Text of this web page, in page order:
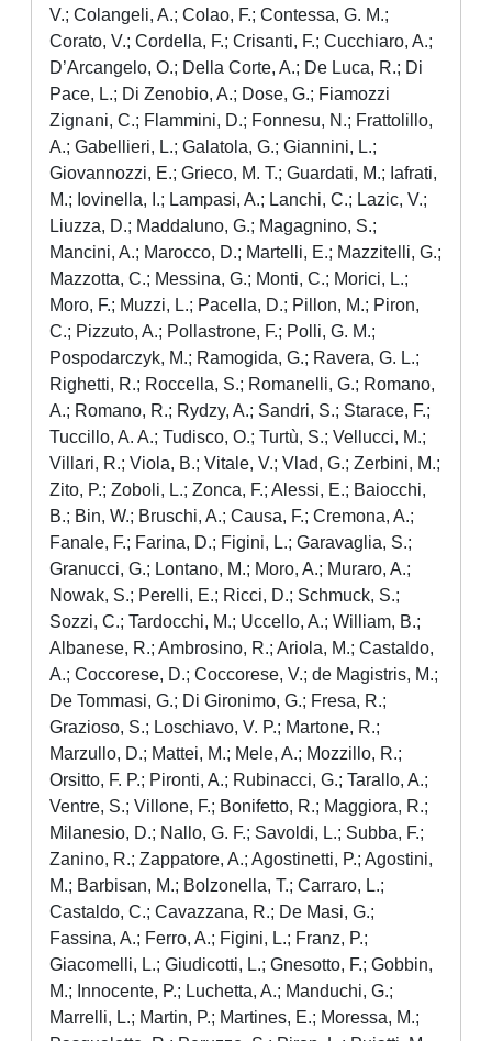
V.; Colangeli, A.; Colao, F.; Contessa, G. M.;
Corato, V.; Cordella, F.; Crisanti, F.; Cucchiaro, A.;
D’Arcangelo, O.; Della Corte, A.; De Luca, R.; Di
Pace, L.; Di Zenobio, A.; Dose, G.; Fiamozzi
Zignani, C.; Flammini, D.; Fonnesu, N.; Frattolillo,
A.; Gabellieri, L.; Galatola, G.; Giannini, L.;
Giovannozzi, E.; Grieco, M. T.; Guardati, M.; Iafrati,
M.; Iovinella, I.; Lampasi, A.; Lanchi, C.; Lazic, V.;
Liuzza, D.; Maddaluno, G.; Magagnino, S.;
Mancini, A.; Marocco, D.; Martelli, E.; Mazzitelli, G.;
Mazzotta, C.; Messina, G.; Monti, C.; Morici, L.;
Moro, F.; Muzzi, L.; Pacella, D.; Pillon, M.; Piron,
C.; Pizzuto, A.; Pollastrone, F.; Polli, G. M.;
Pospodarczyk, M.; Ramogida, G.; Ravera, G. L.;
Righetti, R.; Roccella, S.; Romanelli, G.; Romano,
A.; Romano, R.; Rydzy, A.; Sandri, S.; Starace, F.;
Tuccillo, A. A.; Tudisco, O.; Turtù, S.; Vellucci, M.;
Villari, R.; Viola, B.; Vitale, V.; Vlad, G.; Zerbini, M.;
Zito, P.; Zoboli, L.; Zonca, F.; Alessi, E.; Baiocchi,
B.; Bin, W.; Bruschi, A.; Causa, F.; Cremona, A.;
Fanale, F.; Farina, D.; Figini, L.; Garavaglia, S.;
Granucci, G.; Lontano, M.; Moro, A.; Muraro, A.;
Nowak, S.; Perelli, E.; Ricci, D.; Schmuck, S.;
Sozzi, C.; Tardocchi, M.; Uccello, A.; William, B.;
Albanese, R.; Ambrosino, R.; Ariola, M.; Castaldo,
A.; Coccorese, D.; Coccorese, V.; de Magistris, M.;
De Tommasi, G.; Di Gironimo, G.; Fresa, R.;
Grazioso, S.; Loschiavo, V. P.; Martone, R.;
Marzullo, D.; Mattei, M.; Mele, A.; Mozzillo, R.;
Orsitto, F. P.; Pironti, A.; Rubinacci, G.; Tarallo, A.;
Ventre, S.; Villone, F.; Bonifetto, R.; Maggiora, R.;
Milanesio, D.; Nallo, G. F.; Savoldi, L.; Subba, F.;
Zanino, R.; Zappatore, A.; Agostinetti, P.; Agostini,
M.; Barbisan, M.; Bolzonella, T.; Carraro, L.;
Castaldo, C.; Cavazzana, R.; De Masi, G.;
Fassina, A.; Ferro, A.; Figini, L.; Franz, P.;
Giacomelli, L.; Giudicotti, L.; Gnesotto, F.; Gobbin,
M.; Innocente, P.; Luchetta, A.; Manduchi, G.;
Marrelli, L.; Martin, P.; Martines, E.; Moressa, M.;